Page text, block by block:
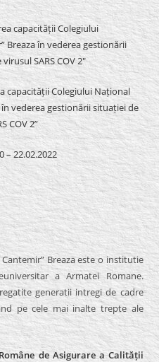
capacității Colegiului
Breaza în vederea gestionării
SARS COV 2″
capacității Colegiului Național
vederea gestionării situației de
COV 2”
– 22.02.2022
Breaza este o institutie
a Armatei Romane.
generatii intregi de cadre
pe cele mai inalte trepte ale
de Asigurare a Calității